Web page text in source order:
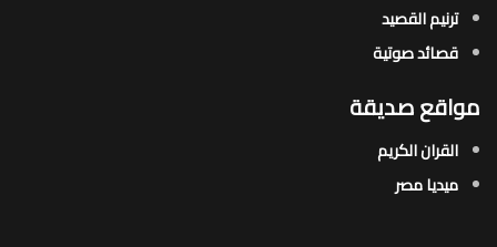
ترنيم القصيد
قصائد صوتية
مواقع صديقة
القران الكريم
ميديا مصر